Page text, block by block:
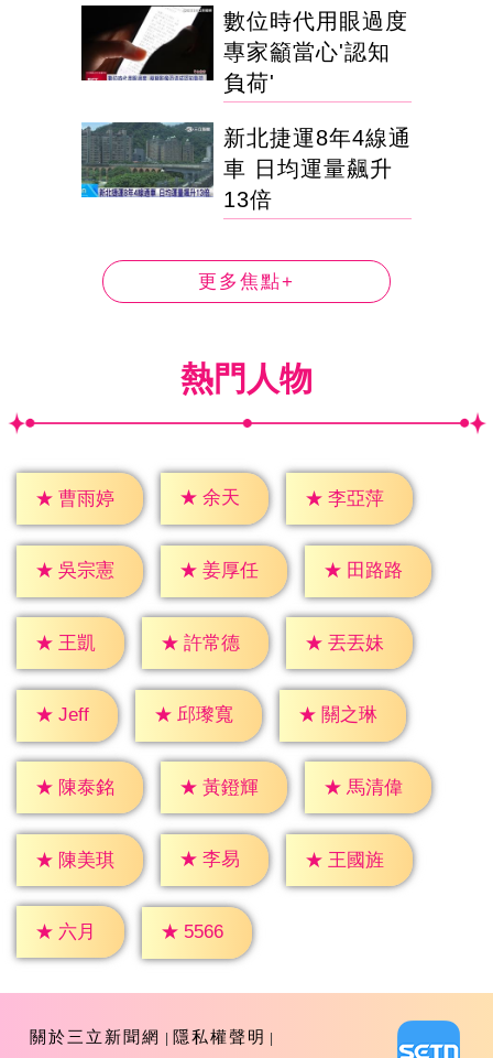
數位時代用眼過度
專家籲當心'認知
負荷'
新北捷運8年4線通
車 日均運量飆升
13倍
更多焦點+
熱門人物
★ 曹雨婷 ★ 余天 ★ 李亞萍
★ 吳宗憲 ★ 姜厚任 ★ 田路路
★ 王凱 ★ 許常德 ★ 丟丟妹
★ Jeff ★ 邱瓈寬 ★ 關之琳
★ 陳泰銘 ★ 黃鐙輝 ★ 馬清偉
★ 陳美琪 ★ 李易 ★ 王國旌
★ 六月 ★ 5566
關於三立新聞網 隱私權聲明